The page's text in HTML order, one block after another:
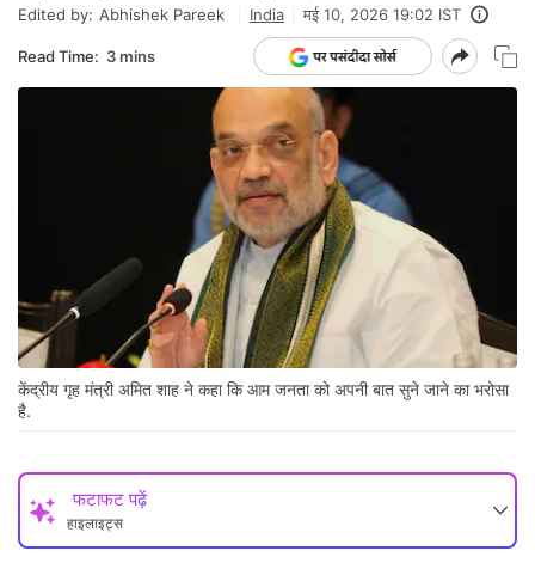
Edited by: Abhishek Pareek India मई 10, 2026 19:02 IST
Read Time: 3 mins
केंद्रीय गृह मंत्री अमित शाह ने कहा कि ⁠आम जनता को अपनी बात सुने जाने का भरोसा
है.
फटाफट पढ़ें
हाइलाइट्स